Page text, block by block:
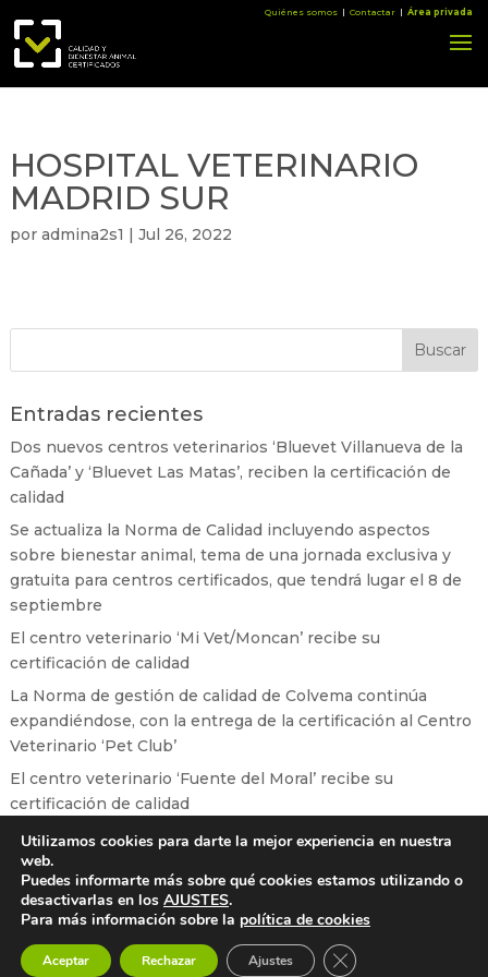
Quiénes somos | Contactar | Área privada
HOSPITAL VETERINARIO
MADRID SUR
por admina2s1 | Jul 26, 2022
Entradas recientes
Dos nuevos centros veterinarios ‘Bluevet Villanueva de la
Cañada’ y ‘Bluevet Las Matas’, reciben la certificación de
calidad
Se actualiza la Norma de Calidad incluyendo aspectos
sobre bienestar animal, tema de una jornada exclusiva y
gratuita para centros certificados, que tendrá lugar el 8 de
septiembre
El centro veterinario ‘Mi Vet/Moncan’ recibe su
certificación de calidad
La Norma de gestión de calidad de Colvema continúa
expandiéndose, con la entrega de la certificación al Centro
Veterinario ‘Pet Club’
El centro veterinario ‘Fuente del Moral’ recibe su
certificación de calidad
Aviso legal Política de cookies
© 2022 - Todos los derechos reservados -
Utilizamos cookies para darte la mejor experiencia en nuestra
web.
Puedes informarte más sobre qué cookies estamos utilizando o
desactivarlas en los AJUSTES.
Para más información sobre la política de cookies
Aceptar Rechazar Ajustes Cerrar el banner de